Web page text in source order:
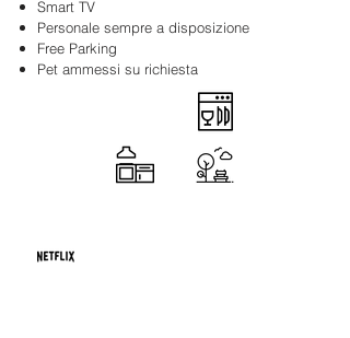
Smart TV
Personale sempre a disposizione
Free Parking
Pet ammessi su richiesta